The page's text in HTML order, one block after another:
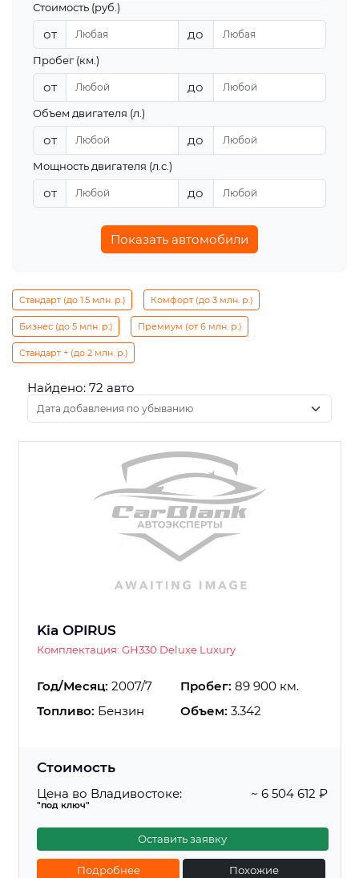
Стоимость (руб.)
от до
Пробег (км.)
от до
Объем двигателя (л.)
от до
Мощность двигателя (л.с.)
от до
Показать автомобили
Стандарт (до 1.5 млн. р.) Комфорт (до 3 млн. р.)
Бизнес (до 5 млн. р.) Премиум (от 6 млн. р.)
Стандарт + (до 2 млн. р.)
Найдено: 72 авто
Kia OPIRUS
Комплектация: GH330 Deluxe Luxury
Год/Месяц: 2007/7 Пробег: 89 900 км.
Топливо: Бензин Объем: 3.342
Стоимость
Цена во Владивостоке:
"под ключ"
~ 6 504 612 ₽
Оставить заявку
Подробнее Похожие